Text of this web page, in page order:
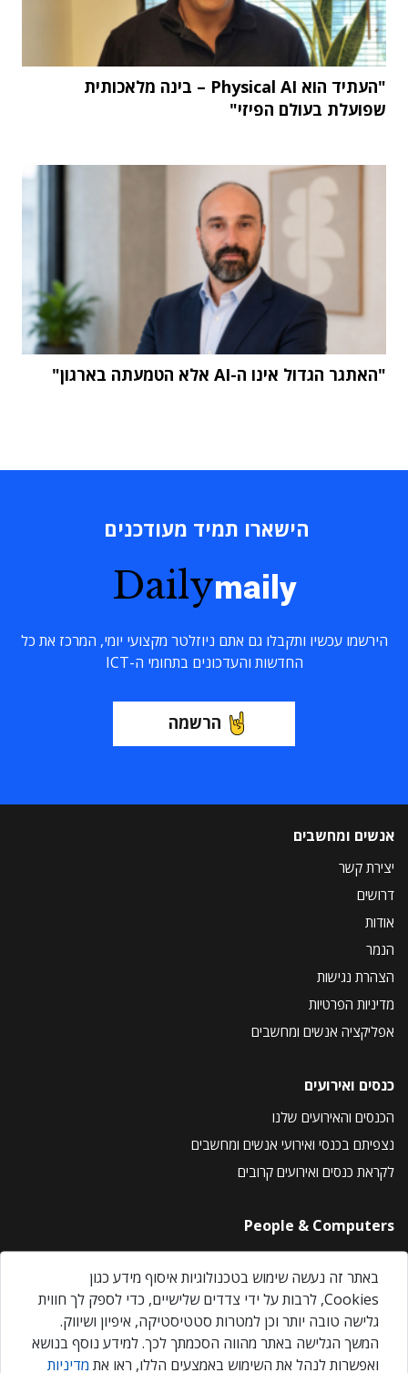
"העתיד הוא Physical AI – בינה מלאכותית
שפועלת בעולם הפיזי"
"האתגר הגדול אינו ה-AI אלא הטמעתה בארגון"
הישארו תמיד מעודכנים
Dailymaily
הירשמו עכשיו ותקבלו גם אתם ניוזלטר מקצועי יומי, המרכז את כל
החדשות והעדכונים בתחומי ה-ICT
הרשמה
אנשים ומחשבים
יצירת קשר
דרושים
אודות
הנמר
הצהרת נגישות
מדיניות הפרטיות
אפליקציה אנשים ומחשבים
כנסים ואירועים
הכנסים והאירועים שלנו
נצפיתם בכנסי ואירועי אנשים ומחשבים
לקראת כנסים ואירועים קרובים
People & Computers
About Us
Privacy Policy
Contact Us
Our Events
באתר זה נעשה שימוש בטכנולוגיות איסוף מידע כגון
Cookies, לרבות על ידי צדדים שלישיים, כדי לספק לך חווית
גלישה טובה יותר וכן למטרות סטטיסטיקה, איפיון ושיווק.
המשך הגלישה באתר מהווה הסכמתך לכך. למידע נוסף בנושא
ואפשרות לנהל את השימוש באמצעים הללו, ראו את מדיניות